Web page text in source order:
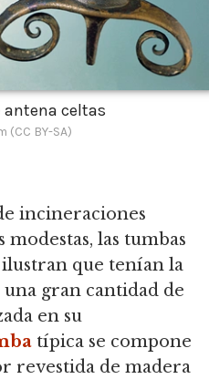
antena celtas
(CC BY-SA)
incineraciones
modestas, las tumbas
que tenían la
gran cantidad de
en su
típica se compone
revestida de madera